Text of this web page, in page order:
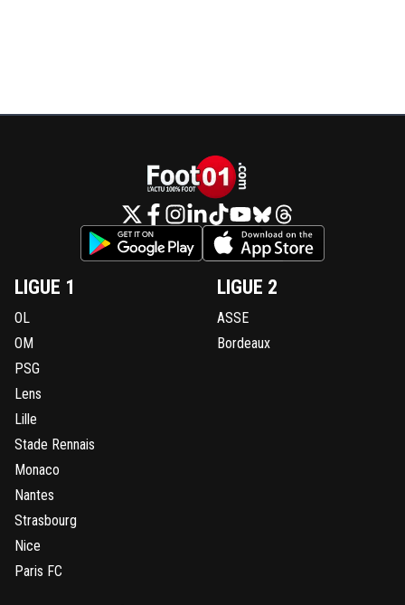
LIGUE 1
OL
OM
PSG
Lens
Lille
Stade Rennais
Monaco
Nantes
Strasbourg
Nice
Paris FC
LIGUE 2
ASSE
Bordeaux